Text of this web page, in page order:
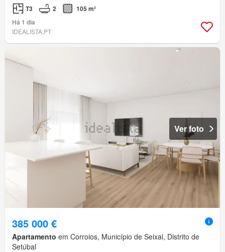
T3 2
105 m²
Há 1 dia
IDEALISTA.PT
Ver foto
385 000 €
Apartamento em Corroios, Município de Seixal, Distrito de
Setúbal